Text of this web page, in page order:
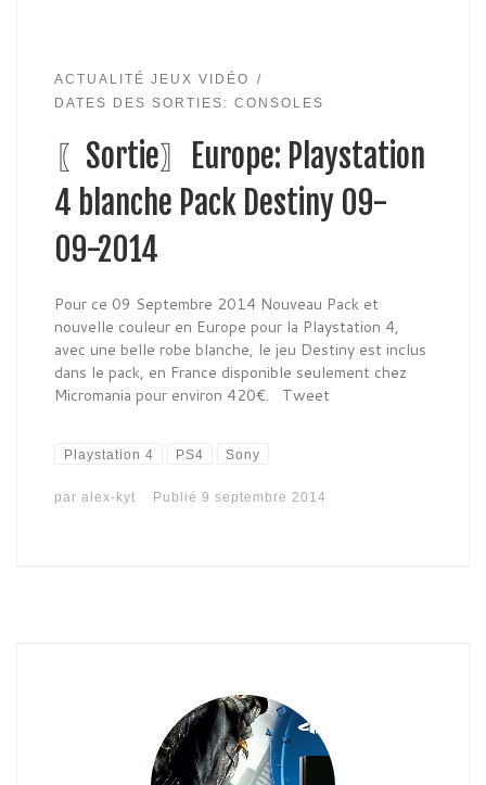
ACTUALITÉ JEUX VIDÉO
DATES DES SORTIES: CONSOLES
〖Sortie〗Europe: Playstation
4 blanche Pack Destiny 09-
09-2014
Pour ce 09 Septembre 2014 Nouveau Pack et
nouvelle couleur en Europe pour la Playstation 4,
avec une belle robe blanche, le jeu Destiny est inclus
dans le pack, en France disponible seulement chez
Micromania pour environ 420€. Tweet
Playstation 4 PS4 Sony
paralex-kyt Publié9 septembre 2014